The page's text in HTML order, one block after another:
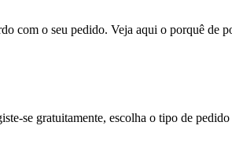
com o seu pedido. Veja aqui o porquê de
se gratuitamente, escolha o tipo de